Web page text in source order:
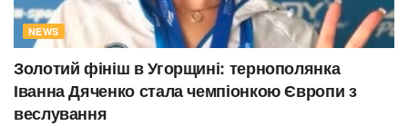
NEWS
Золотий фініш в Угорщині: тернополянка
Іванна Дяченко стала чемпіонкою Європи з
веслування